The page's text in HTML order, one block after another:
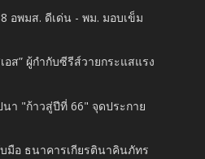
อพมส. ดีเด่น - พม. มอบเข็ม
อส” ผู้กำกับซีรีส์วายกระแสแรง
า "ก้าวสู่ปีที่ 66" จุดประกาย
มือ ธนาคารเกียรตินาคินภัทร